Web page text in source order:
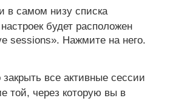
в самом низу списка
будет расположен
sessions». Нажмите на него.
все активные сессии
той, через которую вы в